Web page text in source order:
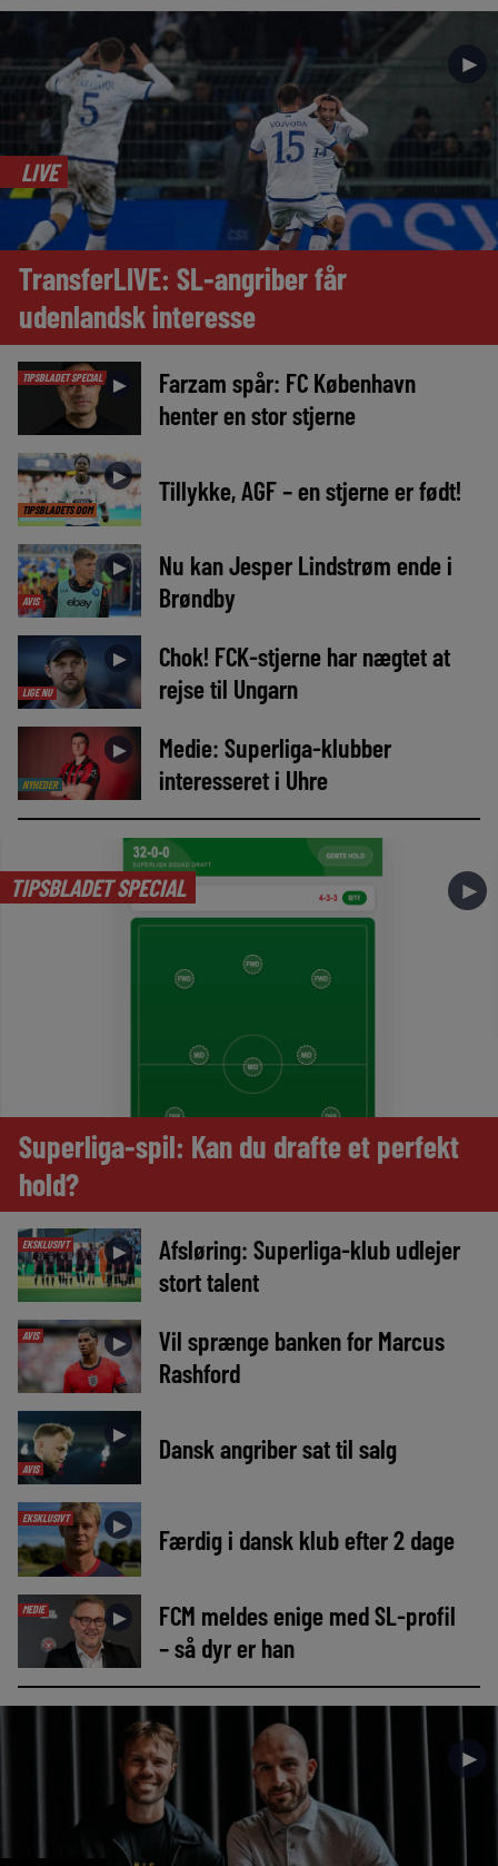
►
LIVE
TransferLIVE: SL-angriber får
udenlandsk interesse
TIPSBLADET SPECIAL ►
Farzam spår: FC København
henter en stor stjerne
TIPSBLADETS DOM
► Tillykke, AGF – en stjerne er født!
AVIS
►
Nu kan Jesper Lindstrøm ende i
Brøndby
LIGE NU
►
Chok! FCK-stjerne har nægtet at
rejse til Ungarn
NYHEDER
►
Medie: Superliga-klubber
interesseret i Uhre
TIPSBLADET SPECIAL ►
Superliga-spil: Kan du drafte et perfekt
hold?
EKSKLUSIVT ►
Afsløring: Superliga-klub udlejer
stort talent
AVIS ►
Vil sprænge banken for Marcus
Rashford
AVIS
► Dansk angriber sat til salg
EKSKLUSIVT ► Færdig i dansk klub efter 2 dage
MEDIE ►
FCM meldes enige med SL-profil
– så dyr er han
►